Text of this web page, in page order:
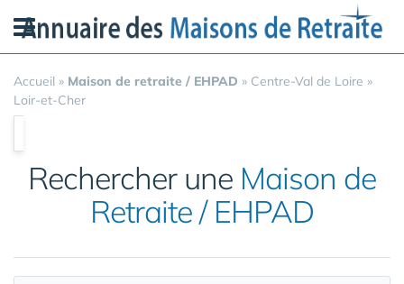
Accueil » Maison de retraite / EHPAD » Centre-Val de Loire »
Loir-et-Cher
Rechercher une Maison de
Retraite / EHPAD